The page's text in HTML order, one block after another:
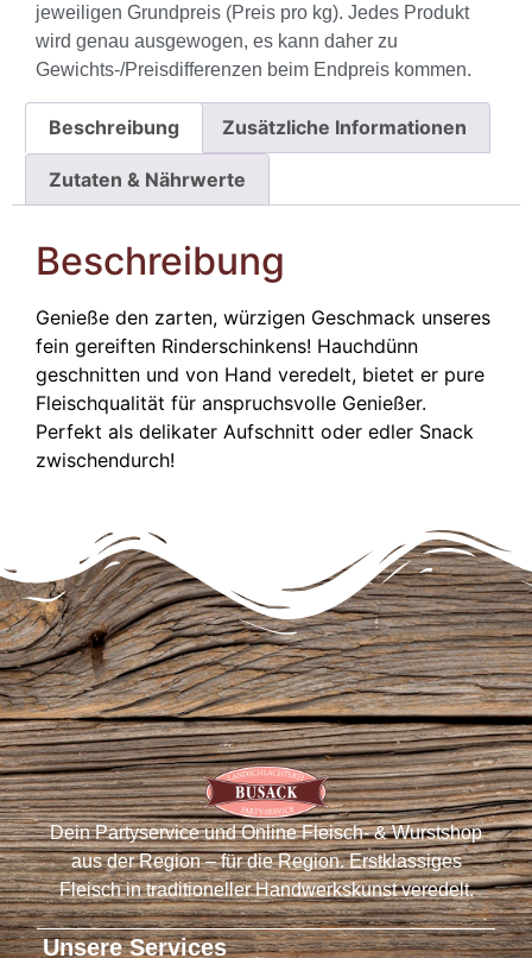
jeweiligen Grundpreis (Preis pro kg). Jedes Produkt
wird genau ausgewogen, es kann daher zu
Gewichts-/Preisdifferenzen beim Endpreis kommen.
Beschreibung Zusätzliche Informationen
Zutaten & Nährwerte
Beschreibung
Genieße den zarten, würzigen Geschmack unseres
fein gereiften Rinderschinkens! Hauchdünn
geschnitten und von Hand veredelt, bietet er pure
Fleischqualität für anspruchsvolle Genießer.
Perfekt als delikater Aufschnitt oder edler Snack
zwischendurch!
Dein Partyservice und Online Fleisch- & Wurstshop
aus der Region – für die Region. Erstklassiges
Fleisch in traditioneller Handwerkskunst veredelt.
Unsere Services